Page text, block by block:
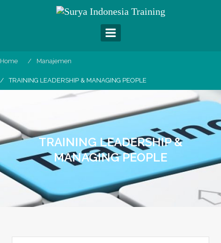
Home Manajemen
TRAINING LEADERSHIP & MANAGING PEOPLE
TRAINING LEADERSHIP &
MANAGING PEOPLE